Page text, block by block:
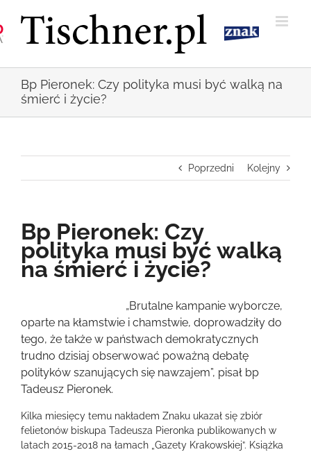
zawartości
Bp Pieronek: Czy polityka musi być walką na
śmierć i życie?
Poprzedni Kolejny
Bp Pieronek: Czy
polityka musi być walką
na śmierć i życie?
większy
obrazek
„Brutalne kampanie wyborcze,
oparte na kłamstwie i chamstwie, doprowadziły do
tego, że także w państwach demokratycznych
trudno dzisiaj obserwować poważną debatę
polityków szanujących się nawzajem”, pisał bp
Tadeusz Pieronek.
Kilka miesięcy temu nakładem Znaku ukazał się zbiór
felietonów biskupa Tadeusza Pieronka publikowanych w
latach 2015-2018 na łamach „Gazety Krakowskiej”. Książka